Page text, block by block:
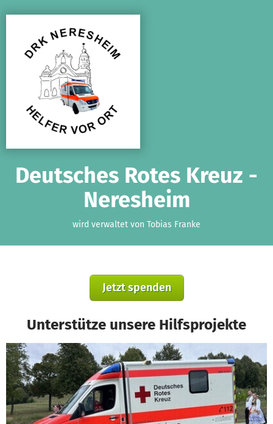
Deutsches Rotes Kreuz -
Neresheim
wird verwaltet von Tobias Franke
Jetzt spenden
Unterstütze unsere Hilfsprojekte